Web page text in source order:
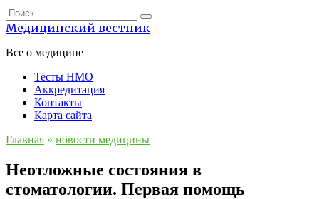
Перейти
к
содержанию
Search
for:
Медицинский вестник
Все о медицине
Тесты НМО
Аккредитация
Контакты
Карта сайта
Главная » новости медицины
Неотложные состояния в
стоматологии. Первая помощь